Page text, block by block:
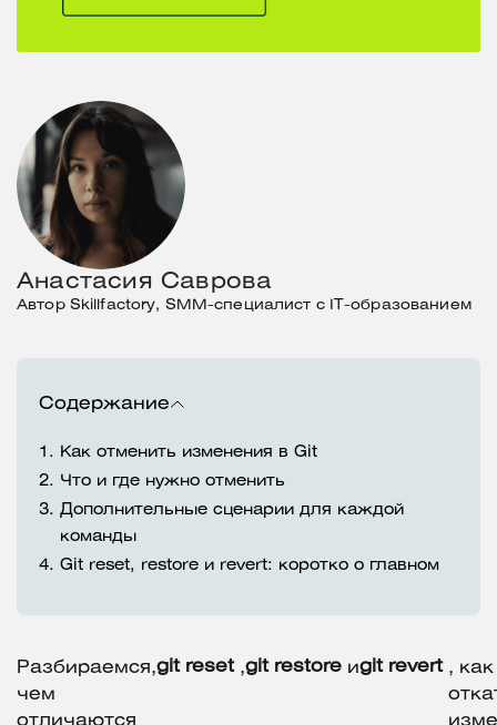
Содержание
1.
Как отменить изменения в Git
2. Что и где нужно отменить
3. Дополнительные сценарии для каждой
команды
4. Git reset, restore и revert: коротко о главном
Анастасия Саврова
Автор Skillfactory, SMM-специалист с IT-образованием
Разбираемся,
чем
отличаются
git reset ,git restore иgit revert , как